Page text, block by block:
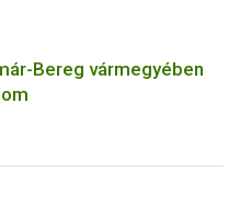
Bereg vármegyében